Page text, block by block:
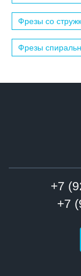
Фрезы со
Фрезы
+7
+7